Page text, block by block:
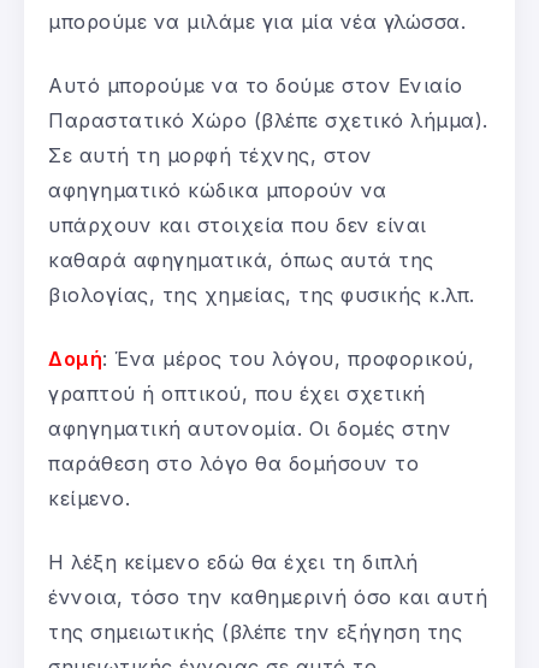
μπορούμε να μιλάμε για μία νέα γλώσσα.
Αυτό μπορούμε να το δούμε στον Ενιαίο
Παραστατικό Χώρο (βλέπε σχετικό λήμμα).
Σε αυτή τη μορφή τέχνης, στον
αφηγηματικό κώδικα μπορούν να
υπάρχουν και στοιχεία που δεν είναι
καθαρά αφηγηματικά, όπως αυτά της
βιολογίας, της χημείας, της φυσικής κ.λπ.
Δομή: Ένα μέρος του λόγου, προφορικού,
γραπτού ή οπτικού, που έχει σχετική
αφηγηματική αυτονομία. Οι δομές στην
παράθεση στο λόγο θα δομήσουν το
κείμενο.
Η λέξη κείμενο εδώ θα έχει τη διπλή
έννοια, τόσο την καθημερινή όσο και αυτή
της σημειωτικής (βλέπε την εξήγηση της